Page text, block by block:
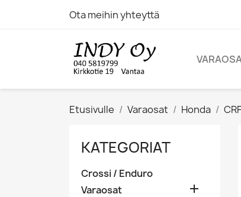
Ota meihin yhteyttä
Etusivulle Varaosat Honda
KATEGORIAT
Crossi / Enduro
Varaosat
